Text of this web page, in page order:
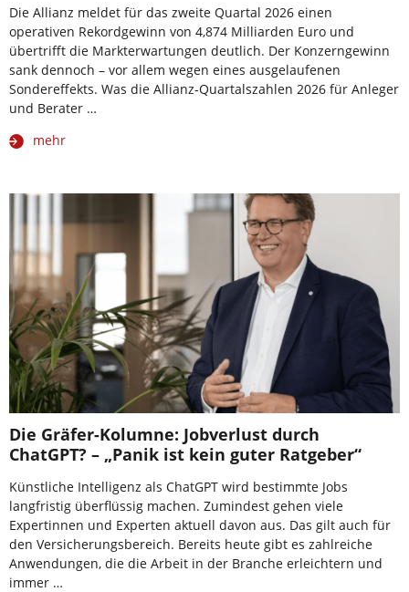
Die Allianz meldet für das zweite Quartal 2026 einen
operativen Rekordgewinn von 4,874 Milliarden Euro und
übertrifft die Markterwartungen deutlich. Der Konzerngewinn
sank dennoch – vor allem wegen eines ausgelaufenen
Sondereffekts. Was die Allianz-Quartalszahlen 2026 für Anleger
und Berater …
mehr
Die Gräfer-Kolumne: Jobverlust durch
ChatGPT? – „Panik ist kein guter Ratgeber“
Künstliche Intelligenz als ChatGPT wird bestimmte Jobs
langfristig überflüssig machen. Zumindest gehen viele
Expertinnen und Experten aktuell davon aus. Das gilt auch für
den Versicherungsbereich. Bereits heute gibt es zahlreiche
Anwendungen, die die Arbeit in der Branche erleichtern und
immer …